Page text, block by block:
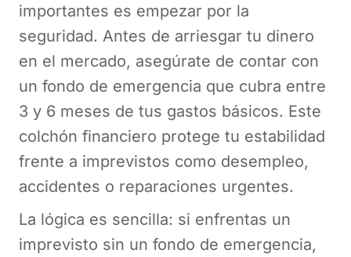
importantes es empezar por la
seguridad. Antes de arriesgar tu dinero
en el mercado, asegúrate de contar con
un fondo de emergencia que cubra entre
3 y 6 meses de tus gastos básicos. Este
colchón financiero protege tu estabilidad
frente a imprevistos como desempleo,
accidentes o reparaciones urgentes.
La lógica es sencilla: si enfrentas un
imprevisto sin un fondo de emergencia,